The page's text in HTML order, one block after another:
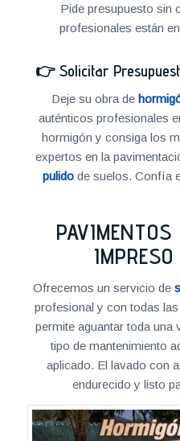
Pide presupuesto sin
profesionales están
👉 Solicitar
Deje su obra de
auténticos profesionales
hormigón y consiga los
expertos en la
pulido de suelos. Confía
PAVIMENTOS
Ofrecemos un servicio de
profesional y con todas
permite aguantar toda una
tipo de mantenimiento
aplicado. El lavado con
endurecido y listo